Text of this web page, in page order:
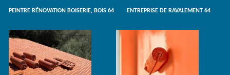
PEINTRE RÉNOVATION BOISERIE, BOIS 64 ENTREPRISE DE RAVALEMENT 64